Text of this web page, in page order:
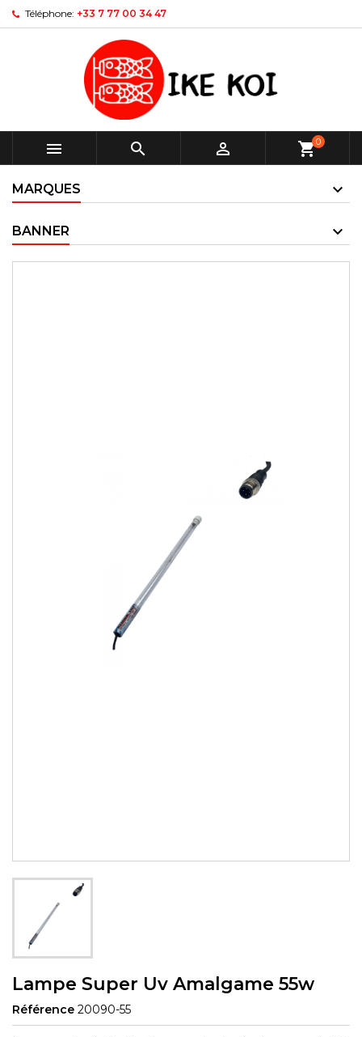
Téléphone: +33 7 77 00 34 47
   shopping_cart0
MARQUES
BANNER
Lampe Super Uv Amalgame 55w
Référence 20090-55